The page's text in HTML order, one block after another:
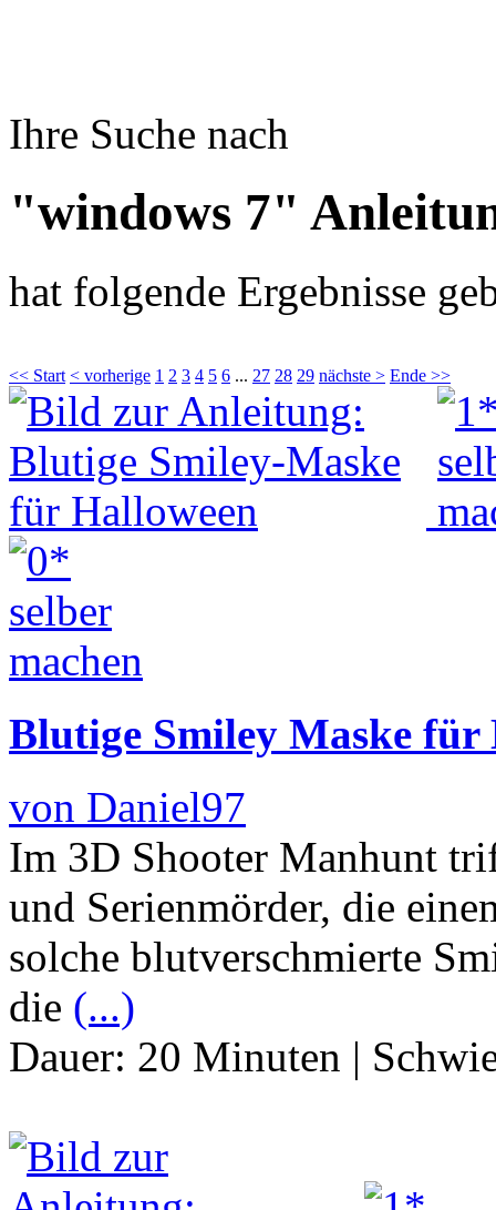
Ihre Suche nach
"windows 7"
hat folgende Ergebnisse
<< Start < vorherige 1 2 3 4 5 6 ... 27 28 29 nächste > Ende >>
Blutige Smiley Maske für
von Daniel97
Im 3D Shooter Manhunt
und Serienmörder, die
solche blutverschmierte
die (...)
Dauer: 20 Minuten |